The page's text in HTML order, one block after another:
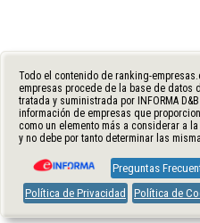
Todo el contenido de ranking-
empresas procede de la base de datos
tratada y suministrada por INFORMA
información de empresas que
como un elemento más a considerar a
y no debe por tanto determinar las
Preguntas
Política de Privacidad
Política de